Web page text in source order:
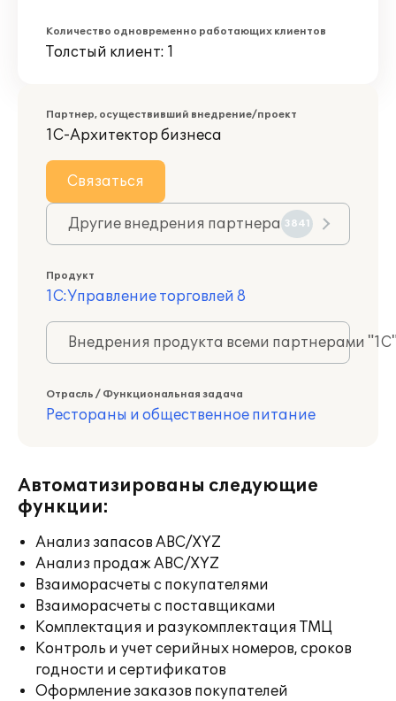
Количество одновременно работающих клиентов
Толстый клиент: 1
Партнер, осуществивший внедрение/проект
1С-Архитектор бизнеса
Связаться
Другие внедрения партнера 3841
Продукт
1С:Управление торговлей 8
Внедрения продукта всеми партнерами
Отрасль / Функциональная задача
Рестораны и общественное питание
Автоматизированы следующие
функции:
Анализ запасов ABC/XYZ
Анализ продаж ABC/XYZ
Взаиморасчеты с покупателями
Взаиморасчеты с поставщиками
Комплектация и разукомплектация ТМЦ
Контроль и учет серийных номеров, сроков
годности и сертификатов
Оформление заказов покупателей